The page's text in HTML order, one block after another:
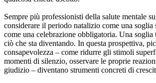
Sempre più professionisti della salute mentale
considerare il periodo natalizio come una
come una celebrazione obbligatoria. Una soglia
ciò che sta diventando. In questa prospettiva,
consapevolezza – come ridurre gli stimoli
momenti di silenzio, osservare le proprie
giudizio – diventano strumenti concreti di